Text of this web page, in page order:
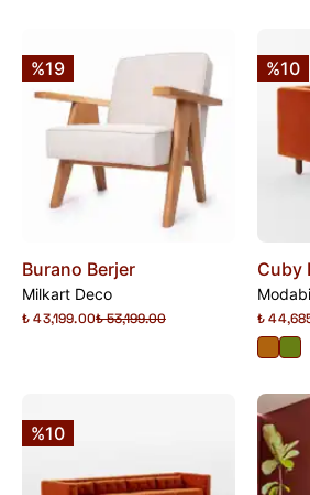
%19
Burano Berjer
Milkart Deco
₺ 43,199.00₺ 53,199.00
%10
Cuby
₺
%10